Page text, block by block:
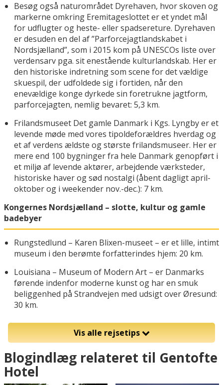
Besøg også naturområdet Dyrehaven, hvor skoven og
markerne omkring Eremitageslottet er et yndet mål
for udflugter og heste- eller spadsereture. Dyrehaven
er desuden en del af ”Parforcejagtlandskabet i
Nordsjælland”, som i 2015 kom på UNESCOs liste over
verdensarv pga. sit enestående kulturlandskab. Her er
den historiske indretning som scene for det vældige
skuespil, der udfoldede sig i fortiden, når den
enevældige konge dyrkede sin foretrukne jagtform,
parforcejagten, nemlig bevaret: 5,3 km.
Frilandsmuseet Det gamle Danmark i Kgs. Lyngby er et
levende møde med vores tipoldeforældres hverdag og
et af verdens ældste og største frilandsmuseer. Her er
mere end 100 bygninger fra hele Danmark genopført i
et miljø af levende aktører, arbejdende værksteder,
historiske haver og sød nostalgi (åbent dagligt april-
oktober og i weekender nov.-dec.): 7 km.
Kongernes Nordsjælland – slotte, kultur og gamle
badebyer
Rungstedlund – Karen Blixen-museet – er et lille, intimt
museum i den berømte forfatterindes hjem: 20 km.
Louisiana – Museum of Modern Art – er Danmarks
førende indenfor moderne kunst og har en smuk
beliggenhed på Strandvejen med udsigt over Øresund:
30 km.
Vis alle rejsetips
Blogindlæg relateret til Gentofte
Hotel